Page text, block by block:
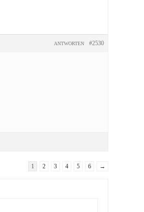
#2530
ANTWORTEN
1 2 3 4 5 6 →